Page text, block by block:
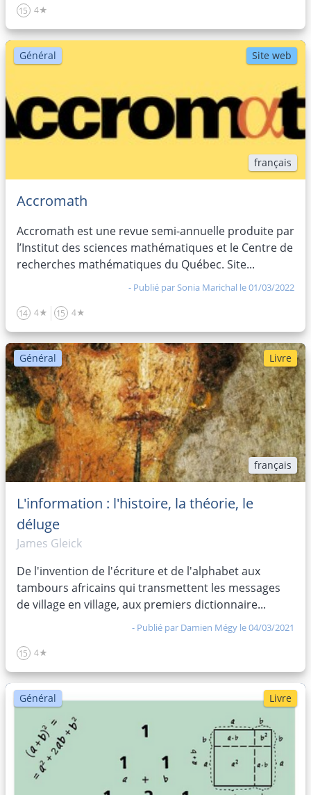
15 4★
Général Site web
français
Accromath
Accromath est une revue semi-annuelle produite par
l’Institut des sciences mathématiques et le Centre de
recherches mathématiques du Québec. Site...
- Publié parSonia Marichal le 01/03/2022
14 4★ 15 4★
Général Livre
français
L'information : l'histoire, la théorie, le
déluge
James Gleick
De l'invention de l'écriture et de l'alphabet aux
tambours africains qui transmettent les messages
de village en village, aux premiers dictionnaire...
- Publié par Damien Mégy le 04/03/2021
15 4★
Général Livre